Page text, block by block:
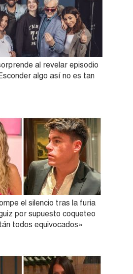
al revelar episodio
algo así no es tan
el silencio tras la furia
por supuesto coqueteo
todos equivocados»